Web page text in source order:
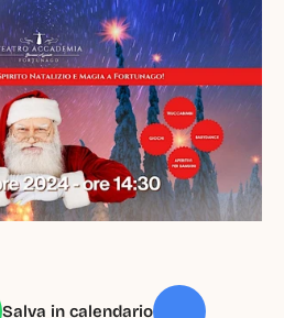
Salva in calendario